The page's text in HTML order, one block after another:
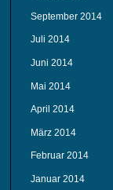
September 2014
Juli 2014
Juni 2014
Mai 2014
April 2014
März 2014
Februar 2014
Januar 2014